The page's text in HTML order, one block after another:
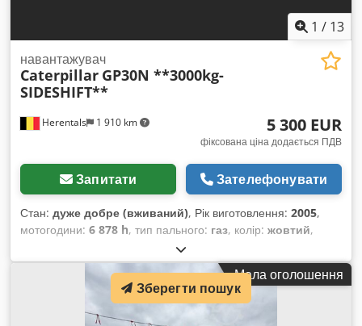
1 / 13
Herentals 1 910 km
навантажувач
Caterpillar GP30N **3000kg-
SIDESHIFT**
5 300 EUR
фіксована ціна додається ПДВ
Запитати Зателефонувати
Стан: дуже добре (вживаний), Рік виготовлення: 2005,
мотогодини: 6 878 h, тип пального: газ, колір: жовтий,
Мала оголошення
Зберегти пошук